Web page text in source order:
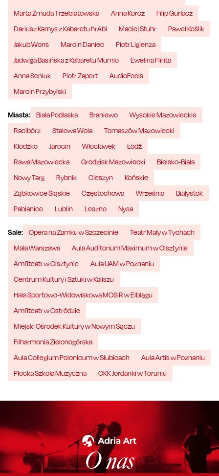
Marta Żmuda Trzebiatowska
Anna Korcz
Filip Gurłacz
Dariusz Kamys z Kabaretu hrAbi
Maciej Stuhr
Paweł Koślik
Jakub Wons
Marcin Daniec
Piotr Ligienza
Jadwiga Basińska z Kabaretu Mumio
Ewelina Flinta
Anna Seniuk
Piotr Zapert
AudioFeels
Marcin Przybylski
Miasta: Biała Podlaska Braniewo
Wysokie Mazowieckie
Racibórz
Stalowa Wola
Tomaszów Mazowiecki
Kłodzko
Jarocin Włocławek
Łódź
Rawa Mazowiecka
Grodzisk Mazowiecki
Bielsko-Biała
Nowy Targ
Rybnik Cieszyn
Końskie
Ząbkowice Śląskie
Częstochowa Września
Białystok
Pabianice
Lublin Leszno Nysa
Sale: Opera na Zamku w Szczecinie
Teatr Mały w Tychach
Mała Warszawa
Aula Auditorium Maximum w Olsztynie
Amfiteatr w Olsztynie
Aula UAM w Poznaniu
Centrum Kultury i Sztuki w Kaliszu
Hala Sportowo-Widowiskowa MOSiR w Elblągu
Amfiteatr w Ostródzie
Miejski Ośrodek Kultury w Nowym Sączu
Filharmonia Zielonogórska
Aula Collegium Polonicum w Słubicach
Aula Artis w Poznaniu
Płocka Szkoła Muzyczna
CKK Jordanki w Toruniu
O nas